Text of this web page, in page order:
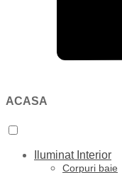
ACASA
Iluminat Interior
Corpuri baie